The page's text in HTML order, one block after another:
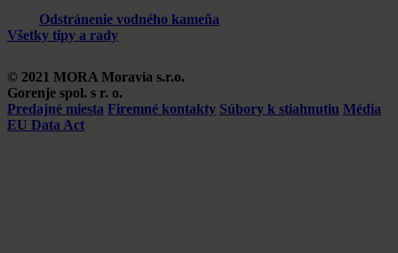
Odstránenie vodného kameňa
Všetky tipy a rady
© 2021 MORA Moravia s.r.o.
Gorenje spol. s r. o.
Predajné miesta Firemné kontakty Súbory k stiahnutiu Média
EU Data Act